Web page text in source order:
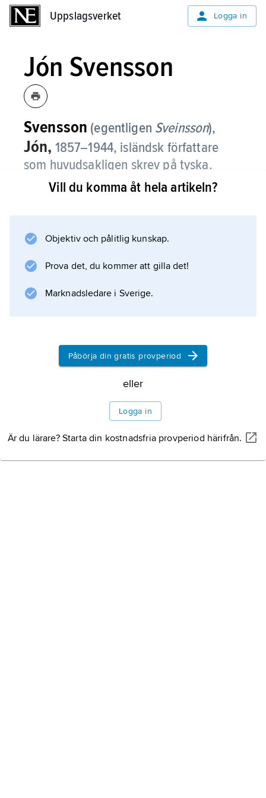
Uppslagsverket Logga in
Jón Svensson
Svensson (egentligen Sveinsson),
Jón, 1857–1944, isländsk författare
som huvudsakligen skrev på tyska.
Jón Svensson lämnade Island i tonåren,
Nonni
tyska och översattes till ett trettiotal språk.
Berättelsen om pojken Nonni, som bär
Svenssons eget isländska smeknamn, är
Information om artikeln
Vill du komma åt hela artikeln?
Objektiv och pålitlig kunskap.
Prova det, du kommer att gilla det!
Marknadsledare i Sverige.
Påbörja din gratis provperiod
eller
Logga in
Är du lärare? Starta din kostnadsfria provperiod härifrån.